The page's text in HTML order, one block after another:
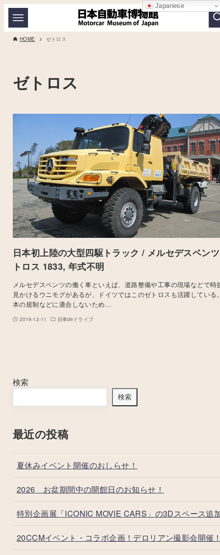
HOME ゼトロス
ゼトロス
日本初上陸の大型四駆トラック / メルセデスベン
トロス 1833, 年式不明
メルセデスベンツの働く車といえば、道路整備や工事の現場などで時
見かけるウニモグがあるが、ドイツではこのゼトロスも活躍している
本の規制などに適合しないため…
2019-12-11 旧車deドライブ
検索
検索
最近の投稿
夏休みイベント開催のおしらせ！
2026 お盆期間中の開館日のお知らせ！
特別企画展「ICONIC MOVIE CARS」の3Dスペース追
20CCMイベント・コラボ企画！デロリアン撮影会開催
Japanese